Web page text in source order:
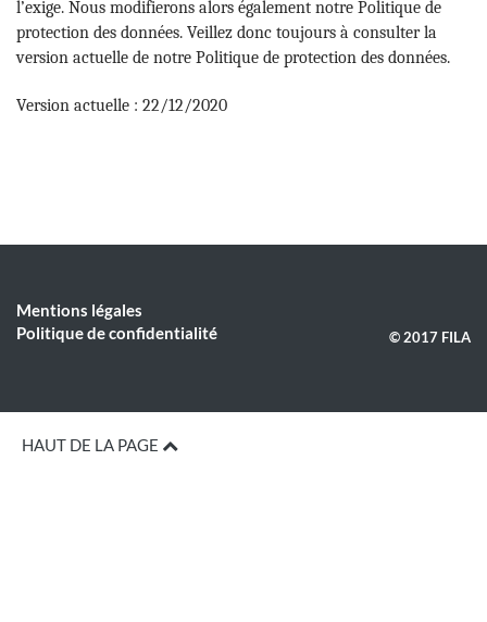
l’exige. Nous modifierons alors également notre Politique de
protection des données. Veillez donc toujours à consulter la
version actuelle de notre Politique de protection des données.
Version actuelle : 22/12/2020
Mentions légales
Politique de confidentialité
© 2017 FILA
HAUT DE LA PAGE